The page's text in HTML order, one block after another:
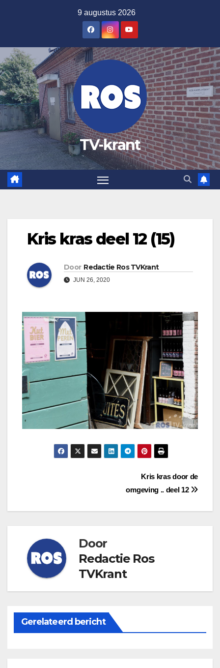
inhoud
9 augustus 2026
TV-krant
Kris kras deel 12 (15)
Door Redactie Ros TVKrant
JUN 26, 2020
Kris kras door de
omgeving .. deel 12
Door
Redactie Ros
TVKrant
Gerelateerd bericht